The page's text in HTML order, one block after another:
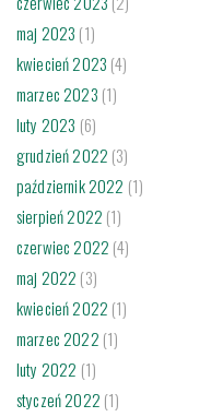
maj 2023 (1)
kwiecień 2023 (4)
marzec 2023 (1)
luty 2023 (6)
grudzień 2022 (3)
październik 2022 (1)
sierpień 2022 (1)
czerwiec 2022 (4)
maj 2022 (3)
kwiecień 2022 (1)
marzec 2022 (1)
luty 2022 (1)
styczeń 2022 (1)